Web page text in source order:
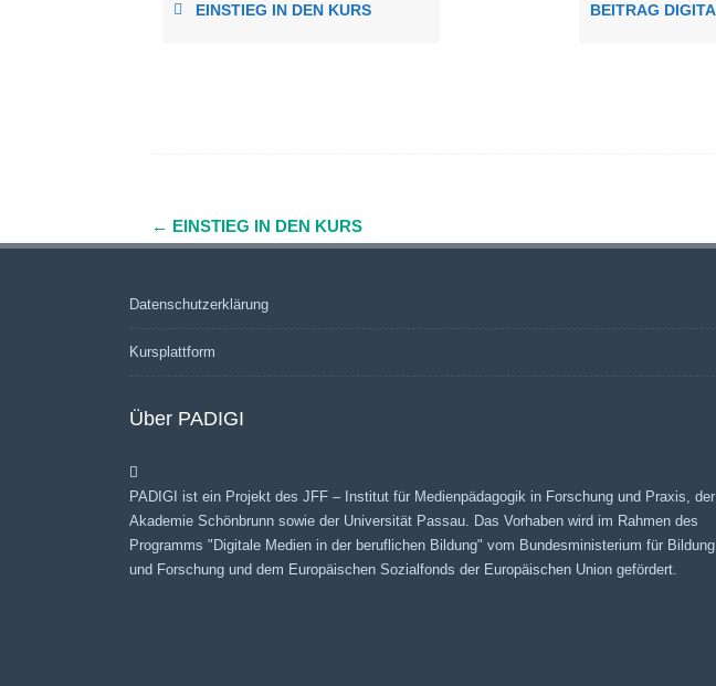
EINSTIEG IN DEN KURS
Navigation
← EINSTIEG IN DEN KURS
Datenschutzerklärung
Kursplattform
Über PADIGI
PADIGI ist ein Projekt des JFF – Institut für Medienpädagogik in Forschung und Praxis, der
Akademie Schönbrunn sowie der Universität Passau. Das Vorhaben wird im Rahmen des
Programms "Digitale Medien in der beruflichen Bildung" vom Bundesministerium für Bildung
und Forschung und dem Europäischen Sozialfonds der Europäischen Union gefördert.